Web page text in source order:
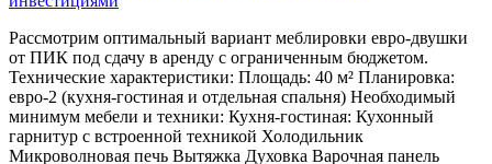
Рассмотрим оптимальный вариант меблировки евро-двушки
от ПИК под сдачу в аренду с ограниченным бюджетом.
Технические характеристики: Площадь: 40 м² Планировка:
евро-2 (кухня-гостиная и отдельная спальня) Необходимый
минимум мебели и техники: Кухня-гостиная: Кухонный
гарнитур с встроенной техникой Холодильник
Микроволновая печь Вытяжка Духовка Варочная панель